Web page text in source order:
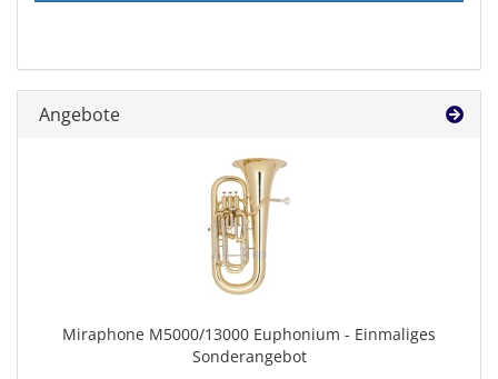
Angebote
Miraphone M5000/13000 Euphonium - Einmaliges
Sonderangebot